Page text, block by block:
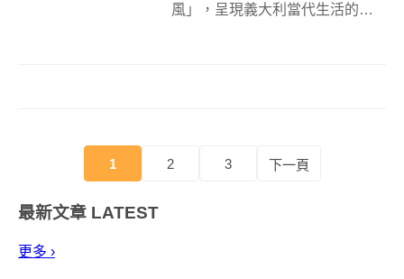
風」，呈現義大利當代生活的創
1
2 3 下一頁
最新文章 LATEST
更多 ›